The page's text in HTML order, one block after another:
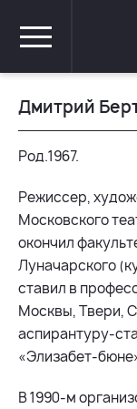
Дмитрий
Род.1967.
Режиссер,
Московского
окончил
Луначарского
ставил в
Москвы, Твери,
аспирантуру-
«Элизабет-
В 1990-м